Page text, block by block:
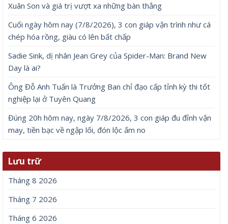
Xuân Son và giá trị vượt xa những bàn thắng
Cuối ngày hôm nay (7/8/2026), 3 con giáp vận trình như cá
chép hóa rồng, giàu có lên bất chấp
Sadie Sink, dị nhân Jean Grey của Spider-Man: Brand New
Day là ai?
Ông Đỗ Anh Tuấn là Trưởng Ban chỉ đạo cấp tỉnh kỳ thi tốt
nghiệp lại ở Tuyên Quang
Đúng 20h hôm nay, ngày 7/8/2026, 3 con giáp đu đỉnh vận
may, tiền bạc về ngập lối, đón lộc ấm no
Lưu trữ
Tháng 8 2026
Tháng 7 2026
Tháng 6 2026